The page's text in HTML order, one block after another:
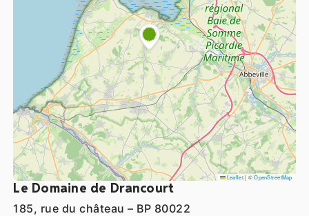
Leaflet | ©OpenStreetMap
Le Domaine de Drancourt
185, rue du château – BP 80022